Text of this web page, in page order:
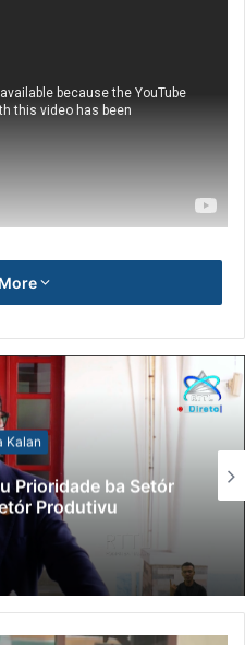
Ajuda
Kaptura Autór Kriminozu
Iha Estranjeiru